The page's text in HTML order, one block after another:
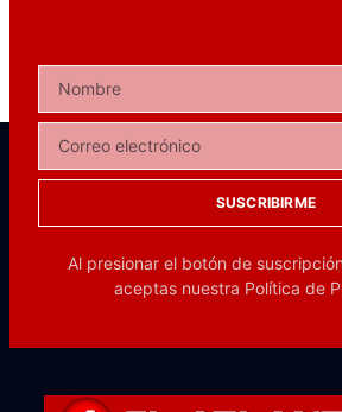
SUSCRIBIRME
Al presionar el botón de
aceptas nuestra Política de